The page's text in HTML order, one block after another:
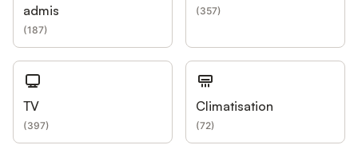
admis
(187)
(357)
TV
(397)
Climatisation
(72)